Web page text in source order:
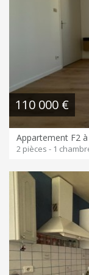
110 000 €
Appartement F2
2 pièces - 1